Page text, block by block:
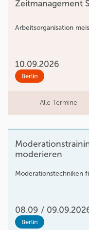
Zeitmanagement
Arbeitsorganisation
10.09.2026
Berlin
Alle Termine
moderieren
Moderationstechniken
08.09 /
Berlin